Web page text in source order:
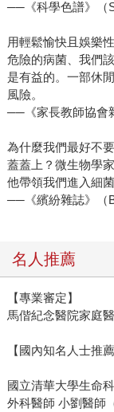
──《科學色譜》（
用輕鬆愉快且娛樂
危險的病菌、我們
是有益的。一部休
風險。
──《家長教師協會
為什麼我們最好不
蓋蓋上？微生物學
他帶領我們進入細
──《繽紛雜誌》（
名人推薦
【專業審定】
馬偕紀念醫院家庭
【國內知名人士推薦
國立清華大學生命
外科醫師 小劉醫師